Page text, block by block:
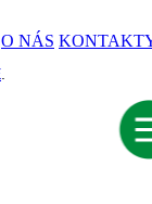
O NÁS